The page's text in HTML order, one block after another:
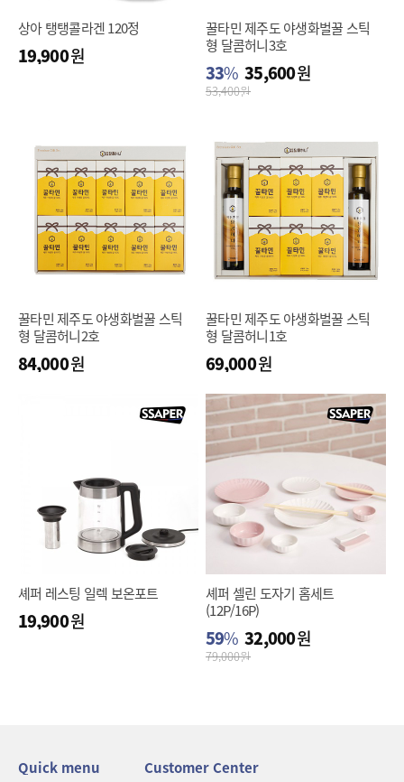
상아 탱탱콜라겐 120정
19,900원
꿀타민 제주도 야생화벌꿀 스틱
형 달콤허니3호
33% 35,600원
53,400원
꿀타민 제주도 야생화벌꿀 스틱
형 달콤허니2호
84,000원
꿀타민 제주도 야생화벌꿀 스틱
형 달콤허니1호
69,000원
셰퍼 레스팅 일렉 보온포트
19,900원
셰퍼 셀린 도자기 홈세트
(12P/16P)
59% 32,000원
79,000원
Quick menu Customer Center